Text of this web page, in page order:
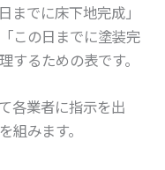
までに床下地完成」
この日までに塗装完
するための表です。
各業者に指示を出
組みます。